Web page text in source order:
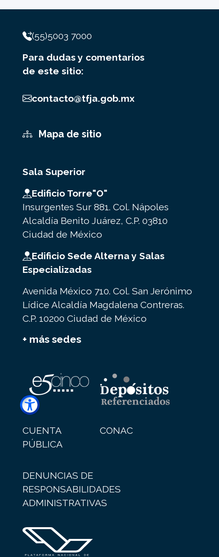
(55)5003 7000
Para dudas y comentarios
de este sitio:
contacto@tfja.gob.mx
Mapa de sitio
Sala Superior
Edificio Torre"O"
Insurgentes Sur 881. Col. Nápoles
Alcaldía Benito Juárez, C.P. 03810
Ciudad de México
Edificio Sede Alterna y Salas
Especializadas
Avenida México 710. Col. San Jerónimo
Lídice Alcaldía Magdalena Contreras.
C.P. 10200 Ciudad de México
+ más sedes
CUENTA
PÚBLICA
CONAC
DENUNCIAS DE
RESPONSABILIDADES
ADMINISTRATIVAS